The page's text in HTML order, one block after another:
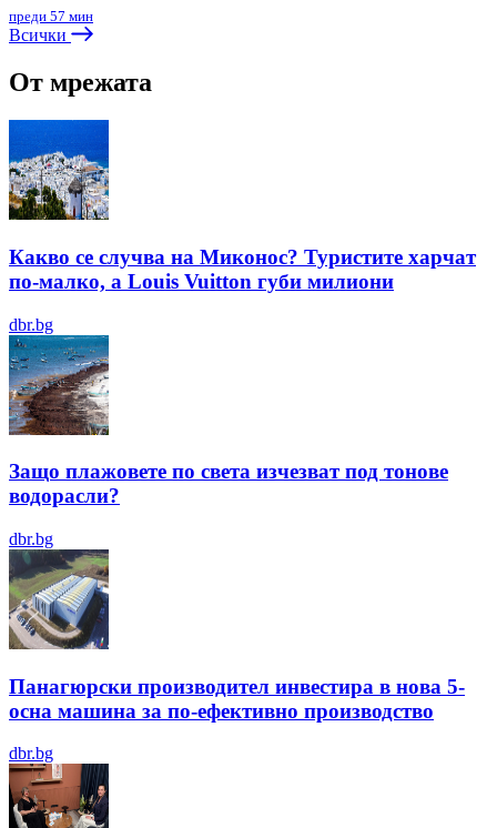
преди 57 мин
Всички
От мрежата
Какво се случва на Миконос? Туристите харчат
по-малко, а Louis Vuitton губи милиони
dbr.bg
Защо плажовете по света изчезват под тонове
водорасли?
dbr.bg
Панагюрски производител инвестира в нова 5-
осна машина за по-ефективно производство
dbr.bg